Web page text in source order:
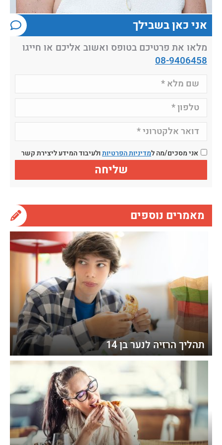
אני כאן בשבילך
מלאו את פרטיכם בטופס ואשוב אליכם או חייגו
08-9406458
אני מסכים/מה למדיניות הפרטיותולעיבוד המידע ליצירת קשר
מאמרים נוספים
תהליך הרזיה לנער בן 14